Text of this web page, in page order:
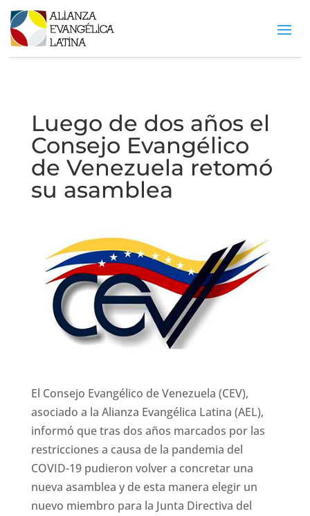
Luego de dos años el
Consejo Evangélico
de Venezuela retomó
su asamblea
El Consejo Evangélico de Venezuela (CEV),
asociado a la Alianza Evangélica Latina (AEL),
informó que tras dos años marcados por las
restricciones a causa de la pandemia del
COVID-19 pudieron volver a concretar una
nueva asamblea y de esta manera elegir un
nuevo miembro para la Junta Directiva del